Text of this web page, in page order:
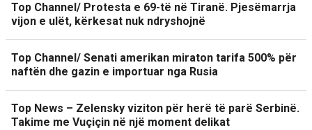
Top Channel/ Protesta e 69-të në Tiranë. Pjesëmarrja
vijon e ulët, kërkesat nuk ndryshojnë
Top Channel/ Senati amerikan miraton tarifa 500% për
naftën dhe gazin e importuar nga Rusia
Top News – Zelensky viziton për herë të parë Serbinë.
Takime me Vuçiçin në një moment delikat